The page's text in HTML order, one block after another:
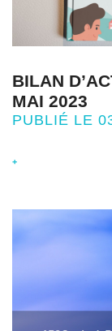
BILAN
MAI 2023
PUBLIÉ LE
+